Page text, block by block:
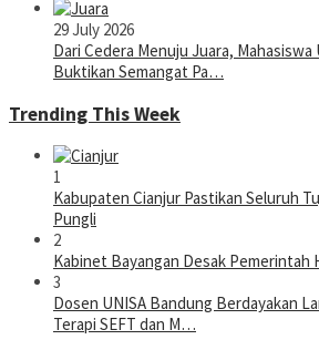
29 July 2026
Dari Cedera Menuju Juara, Mahasiswa
Buktikan Semangat Pa…
Trending This Week
1
Kabupaten Cianjur Pastikan Seluruh
Pungli
2
Kabinet Bayangan Desak Pemerintah
3
Dosen UNISA Bandung Berdayakan
Terapi SEFT dan M…